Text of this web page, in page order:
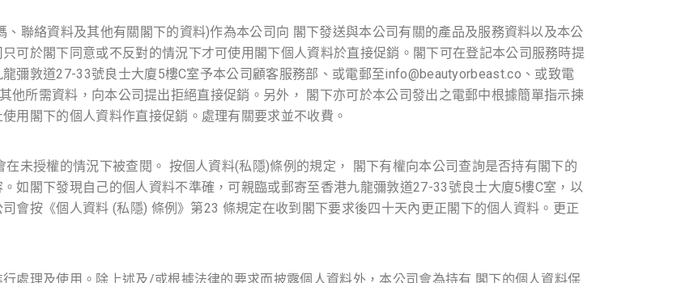
聯絡資料及其他有關閣下的資料)作為本公司向 閣下發送與本公司有關的產品及服務資料以及本公
可於閣下同意或不反對的情況下才可使用閣下個人資料於直接促銷。閣下可在登記本公司服務時提
彌敦道27-33號良士大廈5樓C室予本公司顧客服務部、或電郵至info@beautyorbeast.co 、或致電
他所需資料，向本公司提出拒絕直接促銷。另外， 閣下亦可於本公司發出之電郵中根據簡單指示揀
用閣下的個人資料作直接促銷。處理有關要求並不收費。
未授權的情況下被查閱。 按個人資料(私隱)條例的規定， 閣下有權向本公司查詢是否持有閣下的
如閣下發現自己的個人資料不準確，可親臨或郵寄至香港九龍彌敦道27-33號良士大廈5樓C室，以
會按《個人資料 (私隱) 條例》第23 條規定在收到閣下要求後四十天內更正閣下的個人資料。更正
處理及使用。除上述及/或根據法律的要求而披露個人資料外，本公司會為持有 閣下的個人資料保